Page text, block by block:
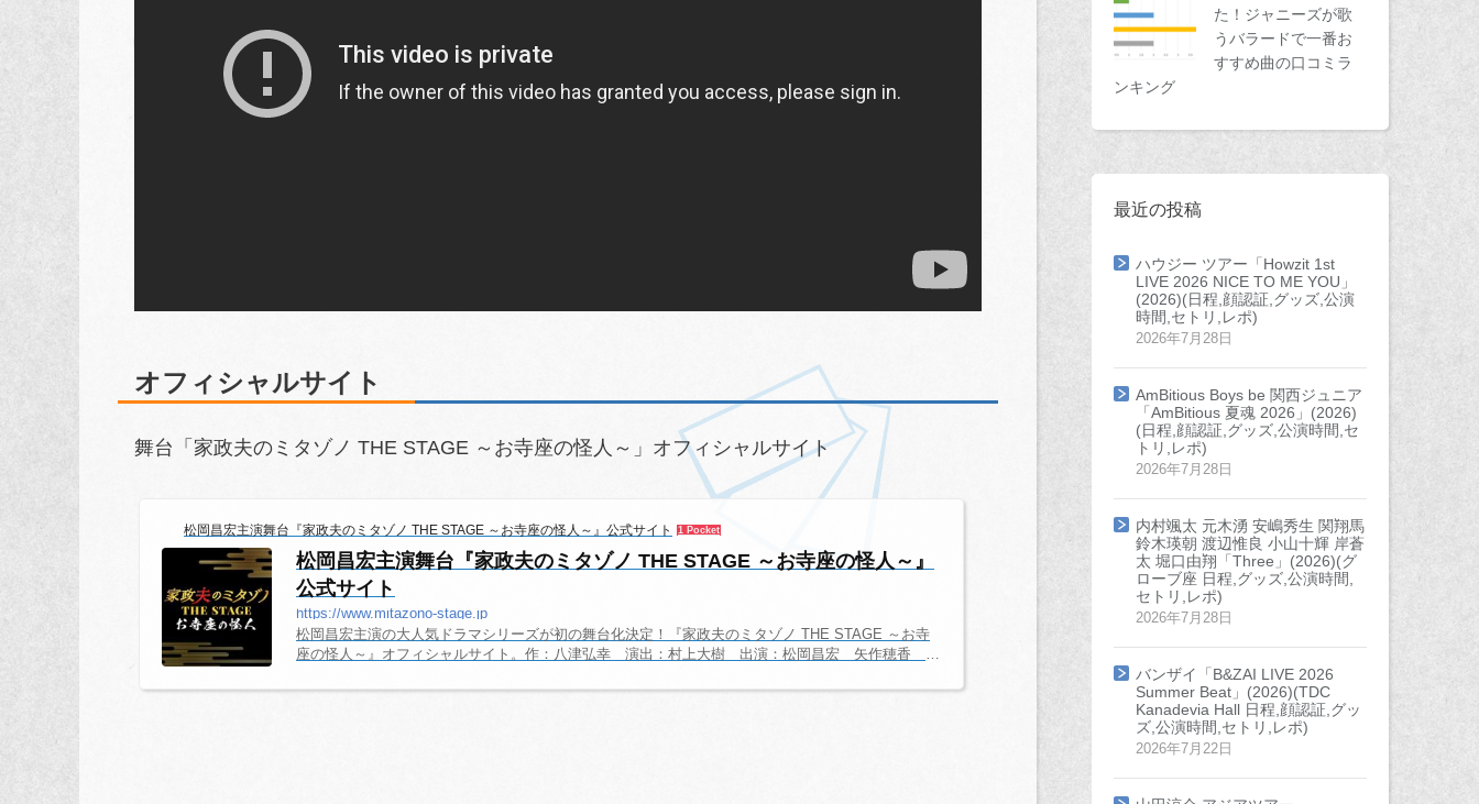
オフィシャルサイト
舞台「家政夫のミタゾノ THE STAGE ～お寺座の怪人～」オフィシャルサイト
松岡昌宏主演舞台『家政夫のミタゾノ THE STAGE ～お寺座の怪人～』公式サイト 1 Pocket
松岡昌宏主演舞台『家政夫のミタゾノ THE STAGE ～お寺座の怪人～』
公式サイト
https://www.mitazono-stage.jp
松岡昌宏主演の大人気ドラマシリーズが初の舞台化決定！『家政夫のミタゾノ THE STAGE ～お寺
座の怪人～』オフィシャルサイト。作：八津弘幸 演出：村上大樹 出演：松岡昌宏 矢作穂香 原
貴美子
た！ジャニーズが歌
うバラードで一番お
すすめ曲の口コミラ
ンキング
最近の投稿
ハウジー ツアー「Howzit 1st
LIVE 2026 NICE TO ME YOU」
(2026)(日程,顔認証,グッズ,公演
時間,セトリ,レポ)
2026年7月28日
AmBitious Boys be 関西ジュニア
「AmBitious 夏魂 2026」(2026)
(日程,顔認証,グッズ,公演時間,セ
トリ,レポ)
2026年7月28日
内村颯太 元木湧 安嶋秀生 関翔馬
鈴木瑛朝 渡辺惟良 小山十輝 岸蒼
太 堀口由翔「Three」(2026)(グ
ローブ座 日程,グッズ,公演時間,
セトリ,レポ)
2026年7月28日
バンザイ「B&ZAI LIVE 2026
Summer Beat」(2026)(TDC
Kanadevia Hall 日程,顔認証,グッ
ズ,公演時間,セトリ,レポ)
2026年7月22日